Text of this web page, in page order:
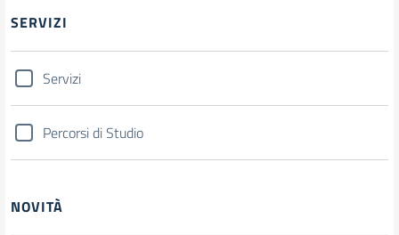
SERVIZI
Servizi
Percorsi di Studio
NOVITÀ